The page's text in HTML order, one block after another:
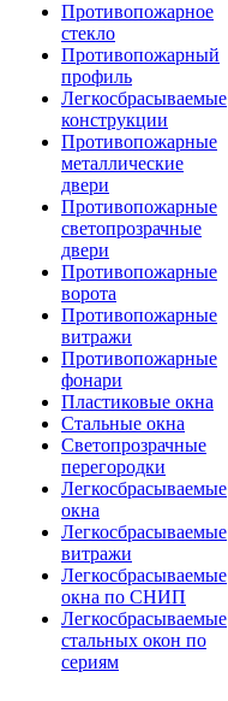
Противопожарное
стекло
Противопожарный
профиль
Легкосбрасываемые
конструкции
Противопожарные
металлические
двери
Противопожарные
светопрозрачные
двери
Противопожарные
ворота
Противопожарные
витражи
Противопожарные
фонари
Пластиковые окна
Стальные окна
Светопрозрачные
перегородки
Легкосбрасываемые
окна
Легкосбрасываемые
витражи
Легкосбрасываемые
окна по СНИП
Легкосбрасываемые
стальных окон по
сериям